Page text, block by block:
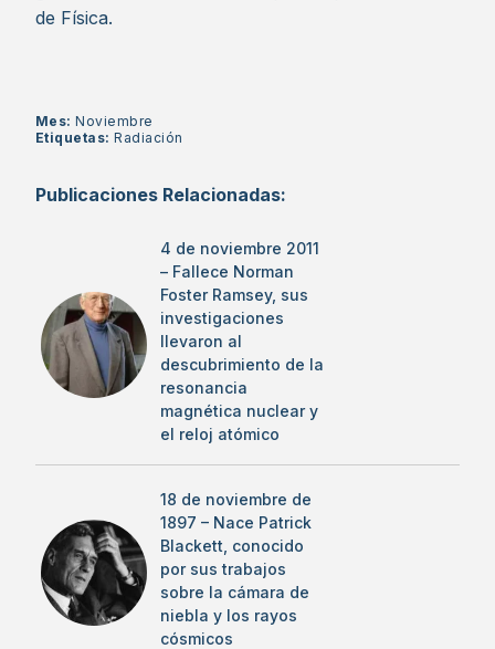
de Física.
Mes:Noviembre
Etiquetas:Radiación
Publicaciones Relacionadas:
4 de noviembre 2011
– Fallece Norman
Foster Ramsey, sus
investigaciones
llevaron al
descubrimiento de la
resonancia
magnética nuclear y
el reloj atómico
18 de noviembre de
1897 – Nace Patrick
Blackett, conocido
por sus trabajos
sobre la cámara de
niebla y los rayos
cósmicos